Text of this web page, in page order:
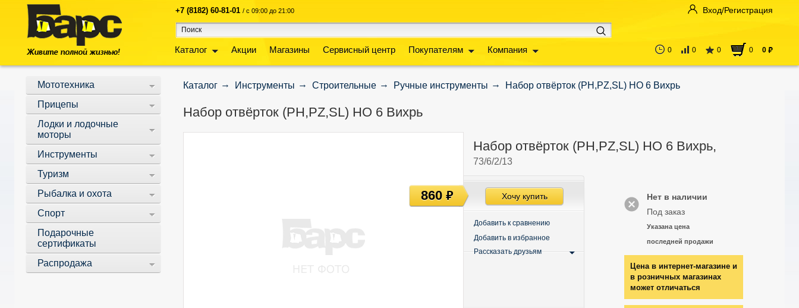
+7 (8182) 60-81-01 / с 09:00 до 21:00
Каталог Акции Магазины Сервисный центр Покупателям Компания
Вход/Регистрация
0 0 0 0 0 руб
Мототехника
Прицепы
Лодки и лодочные
моторы
Инструменты
Туризм
Рыбалка и охота
Спорт
Подарочные
сертификаты
Распродажа
Каталог Инструменты Строительные Ручные инструменты Набор отвёрток (PH,PZ,SL) НО 6 Вихрь
Набор отвёрток (PH,PZ,SL) НО 6 Вихрь
Набор отвёрток (PH,PZ,SL) НО 6 Вихрь,
73/6/2/13
Нет в наличии
Под заказ
Указана цена
последней продажи
Цена в интернет-магазине и
в розничных магазинах
может отличаться
Хочу купить
Добавить к сравнению
Добавить в избранное
Рассказать друзьям
860руб